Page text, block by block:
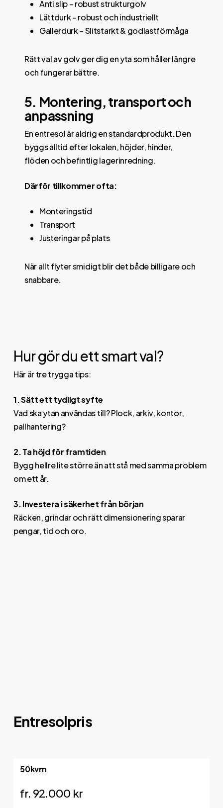
Anti slip – robust strukturgolv
Lättdurk – robust och industriellt
Gallerdurk – Slitstarkt & godlastförmåga
Rätt val av golv ger dig en yta som håller längre
och fungerar bättre.
5. Montering, transport och
anpassning
En entresol är aldrig en standardprodukt. Den
byggs alltid efter lokalen, höjder, hinder,
flöden och befintlig lagerinredning.
Därför tillkommer ofta:
Monteringstid
Transport
Justeringar på plats
När allt flyter smidigt blir det både billigare och
snabbare.
Hur gör du ett smart val?
Här är tre trygga tips:
1. Sätt ett tydligt syfte
Vad ska ytan användas till? Plock, arkiv, kontor,
pallhantering?
2. Ta höjd för framtiden
Bygg hellre lite större än att stå med samma problem
om ett år.
3. Investera i säkerhet från början
Räcken, grindar och rätt dimensionering sparar
pengar, tid och oro.
Entresolpris
50kvm
fr. 92.000 kr